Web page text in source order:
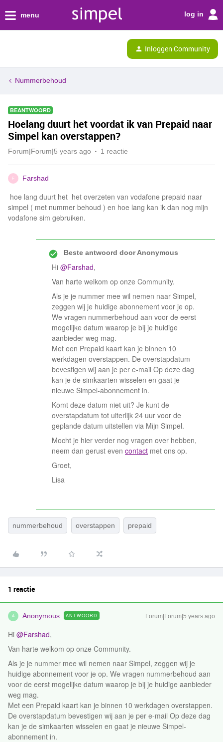
menu log in
Inloggen Community
Nummerbehoud
BEANTWOORD
Hoelang duurt het voordat ik van Prepaid naar
Simpel kan overstappen?
Forum|Forum|5 years ago 1 reactie
F Farshad
hoe lang duurt het het overzeten van vodafone prepaid naar
simpel ( met nummer behoud ) en hoe lang kan ik dan nog mijn
vodafone sim gebruiken.
Beste antwoord doorAnonymous
Hi @Farshad,
Van harte welkom op onze Community.
Als je je nummer mee wil nemen naar Simpel,
zeggen wij je huidige abonnement voor je op.
We vragen nummerbehoud aan voor de eerst
mogelijke datum waarop je bij je huidige
aanbieder weg mag.
Met een Prepaid kaart kan je binnen 10
werkdagen overstappen. De overstapdatum
bevestigen wij aan je per e-mail Op deze dag
kan je de simkaarten wisselen en gaat je
nieuwe Simpel-abonnement in.
Komt deze datum niet uit? Je kunt de
overstapdatum tot uiterlijk 24 uur voor de
geplande datum uitstellen via Mijn Simpel.
Mocht je hier verder nog vragen over hebben,
neem dan gerust even contact met ons op.
Groet,
Lisa
nummerbehoud overstappen prepaid
1 reactie
A Anonymous ANTWOORD Forum|Forum|5 years ago
Hi @Farshad,
Van harte welkom op onze Community.
Als je je nummer mee wil nemen naar Simpel, zeggen wij je
huidige abonnement voor je op. We vragen nummerbehoud aan
voor de eerst mogelijke datum waarop je bij je huidige aanbieder
weg mag.
Met een Prepaid kaart kan je binnen 10 werkdagen overstappen.
De overstapdatum bevestigen wij aan je per e-mail Op deze dag
kan je de simkaarten wisselen en gaat je nieuwe Simpel-
abonnement in.